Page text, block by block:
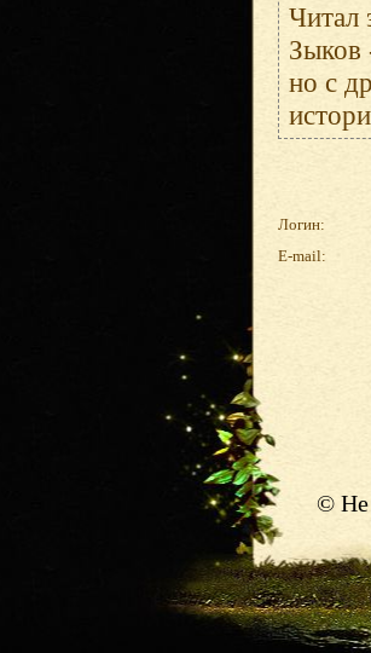
Читал
Зыков
но с
Логин:
E-mail:
© Не